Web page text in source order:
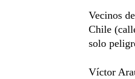
Vecinos
Chile
solo
Víctor